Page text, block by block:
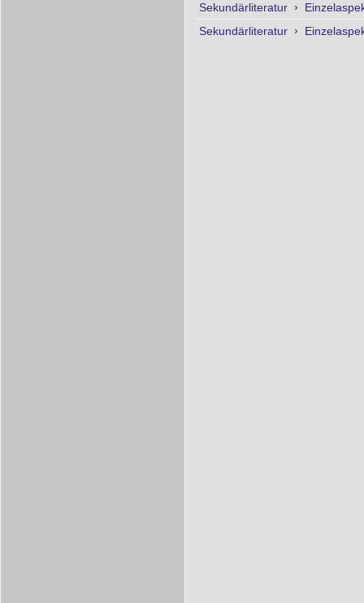
Sekundärliteratur ›
Sekundärliteratur ›